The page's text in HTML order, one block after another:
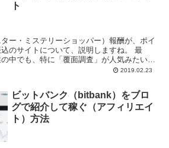
ト
ー・ミステリーショッパー）報酬が、ポイ
のサイトについて、説明しますね。 最
中でも、特に「覆面調査」が人気みたいで
2019.02.23
ビットバンク（bitbank）をブロ
グで紹介して稼ぐ（アフィリエイ
ト）方法